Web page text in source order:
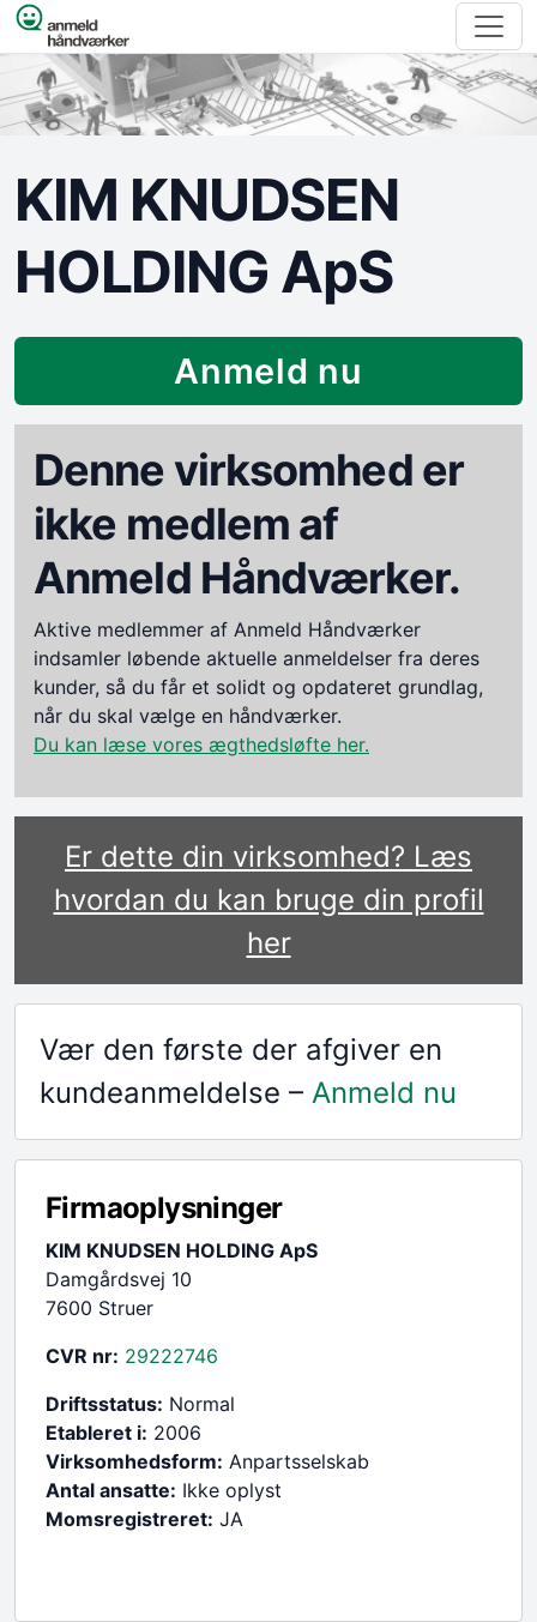
Spring til indhold
KIM KNUDSEN
HOLDING ApS
Anmeld nu
Denne virksomhed er
ikke medlem af
Anmeld Håndværker.
Aktive medlemmer af Anmeld Håndværker
indsamler løbende aktuelle anmeldelser fra deres
kunder, så du får et solidt og opdateret grundlag,
når du skal vælge en håndværker.
Du kan læse vores ægthedsløfte her.
Er dette din virksomhed? Læs
hvordan du kan bruge din profil
her
Vær den første der afgiver en
kundeanmeldelse – Anmeld nu
Firmaoplysninger
KIM KNUDSEN HOLDING ApS
Damgårdsvej 10
7600 Struer
CVR nr: 29222746
Driftsstatus: Normal
Etableret i: 2006
Virksomhedsform: Anpartsselskab
Antal ansatte: Ikke oplyst
Momsregistreret: JA